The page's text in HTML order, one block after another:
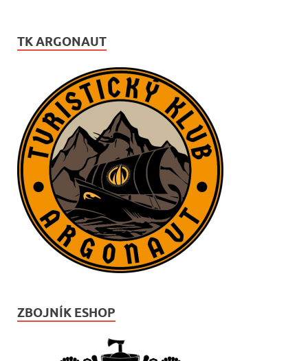
TK ARGONAUT
ZBOJNÍK ESHOP